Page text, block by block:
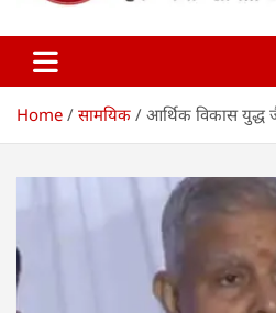
Vikalp
Home सामयिक आर्थिक विकास युद्ध